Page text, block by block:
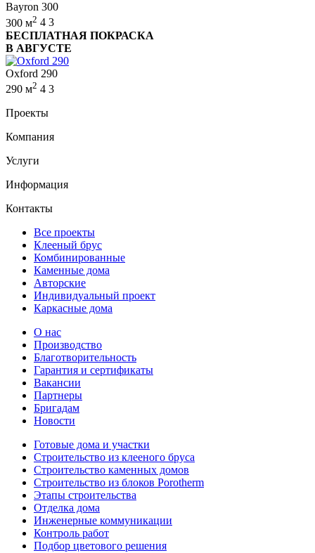
Bayron 300
300 м2 4 3
БЕСПЛАТНАЯ ПОКРАСКА
В АВГУСТЕ
Oxford 290
290 м2 4 3
Проекты
Компания
Услуги
Информация
Контакты
Все проекты
Клееный брус
Комбинированные
Каменные дома
Авторские
Индивидуальный проект
Каркасные дома
О нас
Производство
Благотворительность
Гарантия и сертификаты
Вакансии
Партнеры
Бригадам
Новости
Готовые дома и участки
Строительство из клееного бруса
Строительство каменных домов
Строительство из блоков Porotherm
Этапы строительства
Отделка дома
Инженерные коммуникации
Контроль работ
Подбор цветового решения